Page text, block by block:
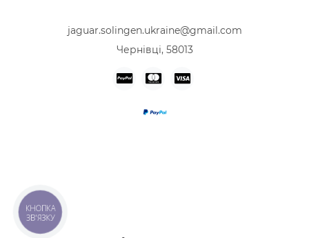
jaguar.solingen.ukraine@gmail.com
Чернівці, 58013
КНОПКА
ЗВ'ЯЗКУ